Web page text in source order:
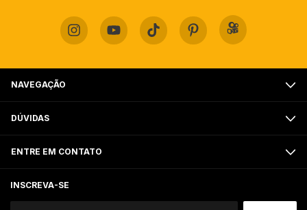
NAVEGAÇÃO
DÚVIDAS
ENTRE EM CONTATO
INSCREVA-SE